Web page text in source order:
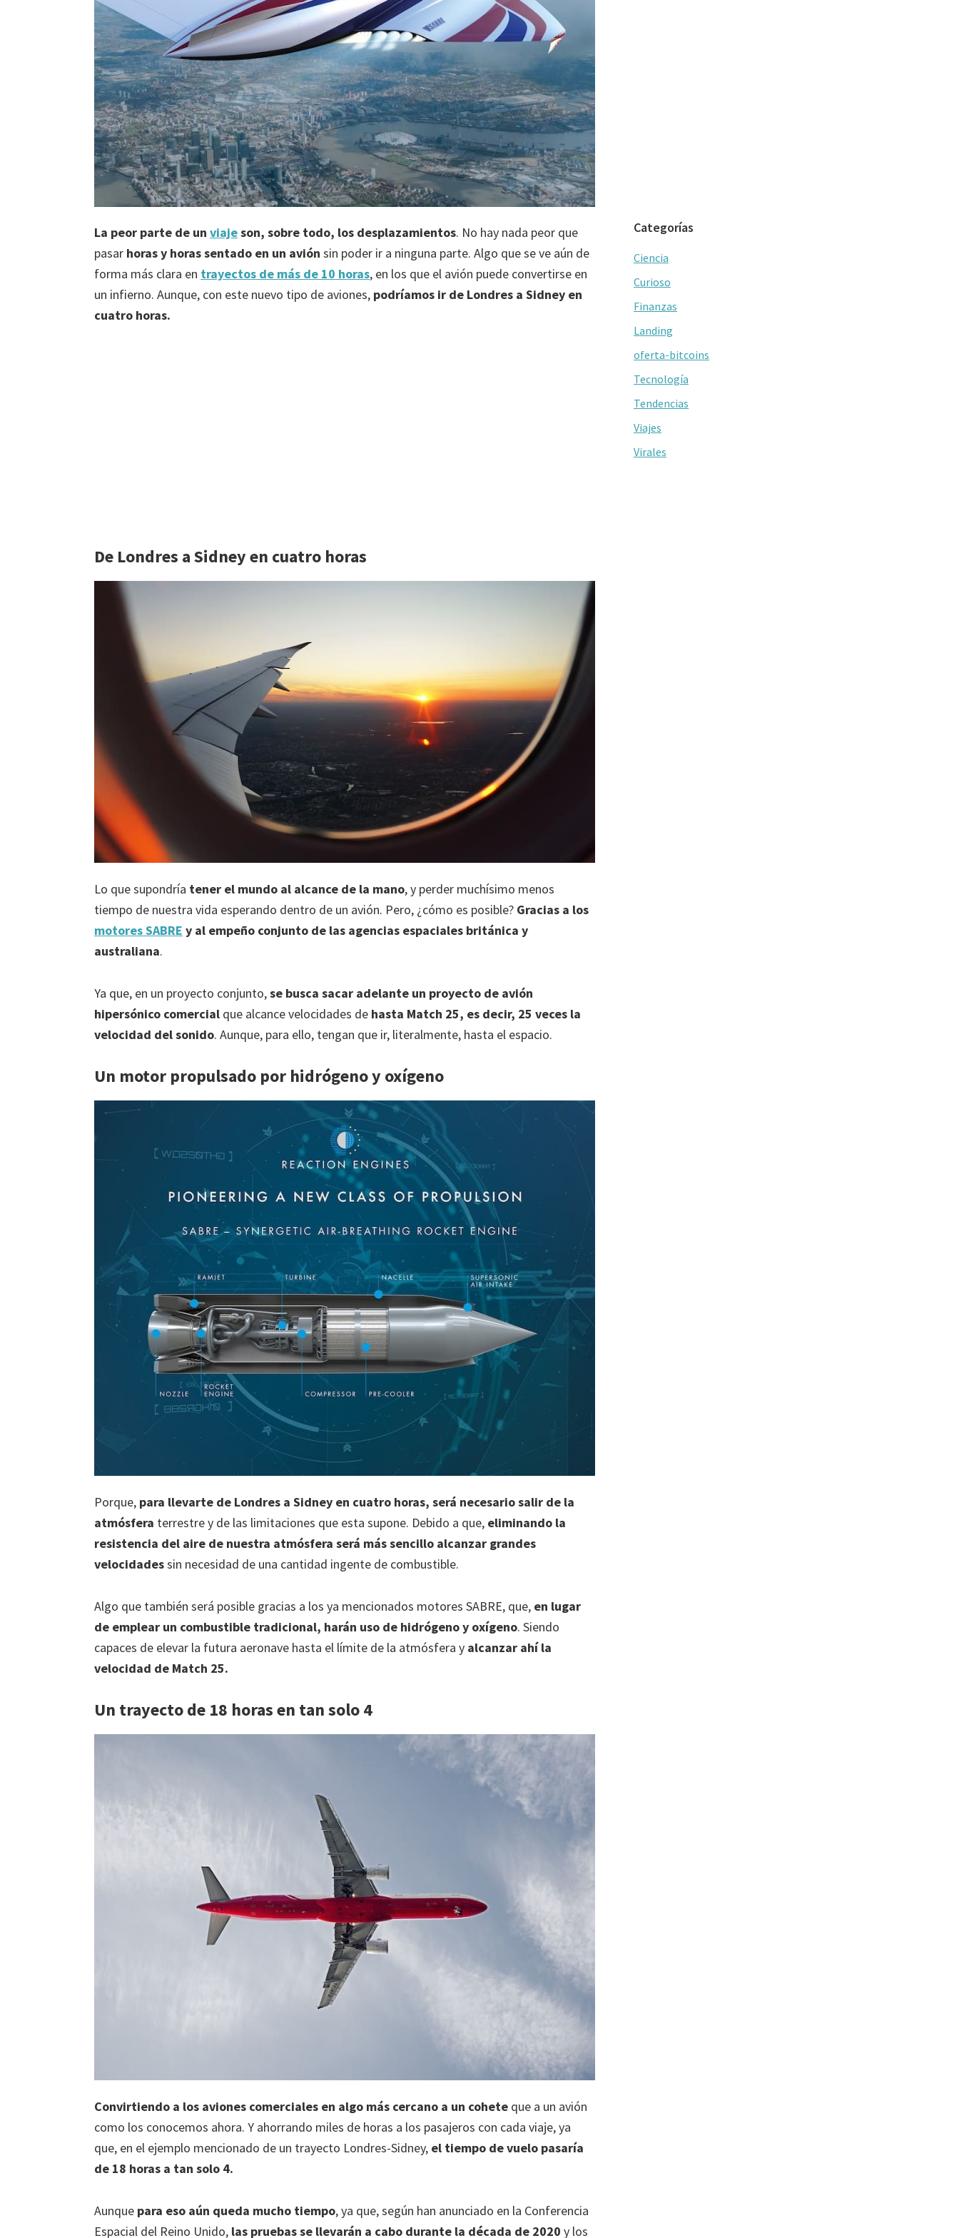
La peor parte de un viajeson, sobre todo, los desplazamientos. No hay nada peor que
pasar horas y horas sentado en un avión sin poder ir a ninguna parte. Algo que se ve aún de
forma más clara en trayectos de más de 10 horas, en los que el avión puede convertirse en
un infierno. Aunque, con este nuevo tipo de aviones, podríamos ir de Londres a Sidney en
cuatro horas.
De Londres a Sidney en cuatro horas
Lo que supondría tener el mundo al alcance de la mano, y perder muchísimo menos
tiempo de nuestra vida esperando dentro de un avión. Pero, ¿cómo es posible? Gracias a los
motores SABRE y al empeño conjunto de las agencias espaciales británica y
australiana.
Ya que, en un proyecto conjunto,se busca sacar adelante un proyecto de avión
hipersónico comercial que alcance velocidades de hasta Match 25, es decir, 25 veces la
velocidad del sonido. Aunque, para ello, tengan que ir, literalmente, hasta el espacio.
Un motor propulsado por hidrógeno y oxígeno
Porque, para llevarte de Londres a Sidney en cuatro horas, será necesario salir de la
atmósfera terrestre y de las limitaciones que esta supone. Debido a que, eliminando la
resistencia del aire de nuestra atmósfera será más sencillo alcanzar grandes
velocidadessin necesidad de una cantidad ingente de combustible.
Algo que también será posible gracias a los ya mencionados motores SABRE, que, en lugar
de emplear un combustible tradicional, harán uso de hidrógeno y oxígeno. Siendo
capaces de elevar la futura aeronave hasta el límite de la atmósfera y alcanzar ahí la
velocidad de Match 25.
Un trayecto de 18 horas en tan solo 4
Convirtiendo a los aviones comerciales en algo más cercano a un cohete que a un avión
como los conocemos ahora. Y ahorrando miles de horas a los pasajeros con cada viaje, ya
que, en el ejemplo mencionado de un trayecto Londres-Sidney, el tiempo de vuelo pasaría
de 18 horas a tan solo 4.
Aunque para eso aún queda mucho tiempo, ya que, según han anunciado en la Conferencia
Espacial del Reino Unido, las pruebas se llevarán a cabo durante la década de 2020 y los
Categorías
Ciencia
Curioso
Finanzas
Landing
oferta-bitcoins
Tecnología
Tendencias
Viajes
Virales